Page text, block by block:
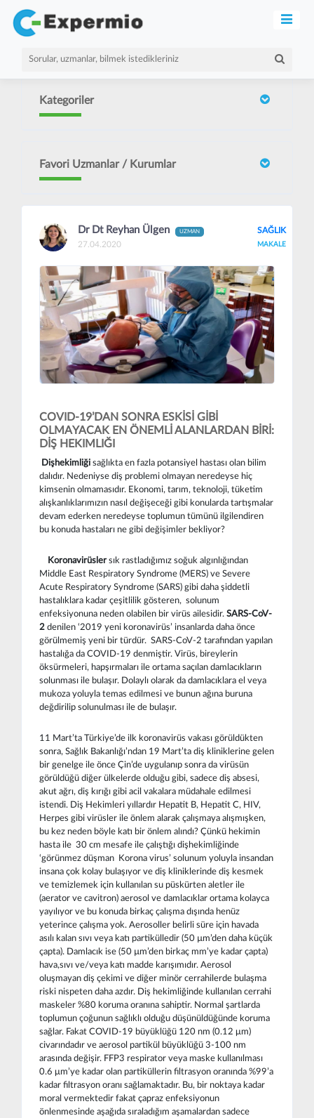
Kategoriler
Favori Uzmanlar / Kurumlar
Dr Dt Reyhan Ülgen UZMAN
27.04.2020
SAĞLIK
MAKALE
COVID-19’DAN SONRA ESKİSİ GİBİ
OLMAYACAK EN ÖNEMLİ ALANLARDAN BİRİ:
DİŞ HEKIMLIĞI
Dişhekimliği sağlıkta en fazla potansiyel hastası olan bilim
dalıdır. Nedeniyse diş problemi olmayan neredeyse hiç
kimsenin olmamasıdır. Ekonomi, tarım, teknoloji, tüketim
alışkanlıklarımızın nasıl değişeceği gibi konularda tartışmalar
devam ederken neredeyse toplumun tümünü ilgilendiren
bu konuda hastaları ne gibi değişimler bekliyor?
Koronavirüslersık rastladığımız soğuk algınlığından
Middle East Respiratory Syndrome (MERS) ve Severe
Acute Respiratory Syndrome (SARS) gibi daha şiddetli
hastalıklara kadar çeşitlilik gösteren, solunum
enfeksiyonuna neden olabilen bir virüs ailesidir. SARS-CoV-
2 denilen ‘2019 yeni koronavirüs’ insanlarda daha önce
görülmemiş yeni bir türdür. SARS-CoV-2 tarafından yapılan
hastalığa da COVID-19 denmiştir. Virüs, bireylerin
öksürmeleri, hapşırmaları ile ortama saçılan damlacıkların
solunması ile bulaşır. Dolaylı olarak da damlacıklara el veya
mukoza yoluyla temas edilmesi ve bunun ağına buruna
değdirilip solunulması ile de bulaşır.
11 Mart’ta Türkiye’de ilk koronavirüs vakası görüldükten
sonra, Sağlık Bakanlığı’ndan 19 Mart’ta diş kliniklerine gelen
bir genelge ile önce Çin’de uygulanıp sonra da virüsün
görüldüğü diğer ülkelerde olduğu gibi, sadece diş absesi,
akut ağrı, diş kırığı gibi acil vakalara müdahale edilmesi
istendi. Diş Hekimleri yıllardır Hepatit B, Hepatit C, HIV,
Herpes gibi virüsler ile önlem alarak çalışmaya alışmışken,
bu kez neden böyle katı bir önlem alındı? Çünkü hekimin
hasta ile 30 cm mesafe ile çalıştığı dişhekimliğinde
‘görünmez düşman Korona virus’ solunum yoluyla insandan
insana çok kolay bulaşıyor ve diş kliniklerinde diş kesmek
ve temizlemek için kullanılan su püskürten aletler ile
(aerator ve cavitron) aerosol ve damlacıklar ortama kolayca
yayılıyor ve bu konuda birkaç çalışma dışında henüz
yeterince çalışma yok. Aerosoller belirli süre için havada
asılı kalan sıvı veya katı partikülledir (50 µm’den daha küçük
çapta). Damlacık ise (50 µm’den birkaç mm’ye kadar çapta)
hava,sıvı ve/veya katı madde karışımıdır. Aerosol
oluşmayan diş çekimi ve diğer minör cerrahilerde bulaşma
riski nispeten daha azdır. Diş hekimliğinde kullanılan cerrahi
maskeler %80 koruma oranına sahiptir. Normal şartlarda
toplumun çoğunun sağlıklı olduğu düşünüldüğünde koruma
sağlar. Fakat COVID-19 büyüklüğü 120 nm (0.12 μm)
civarındadır ve aerosol partikül büyüklüğü 3-100 nm
arasında değişir. FFP3 respirator veya maske kullanılması
0.6 μm’ye kadar olan partiküllerin filtrasyon oranında %99’a
kadar filtrasyon oranı sağlamaktadır. Bu, bir noktaya kadar
moral vermektedir fakat çapraz enfeksiyonun
önlenmesinde aşağıda sıraladığım aşamalardan sadece